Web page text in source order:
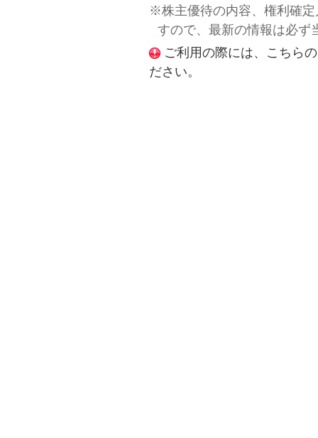
※株主優待の内容、権利確
すので、最新の情報は必ず
ご利用の際には、こちら
ださい。